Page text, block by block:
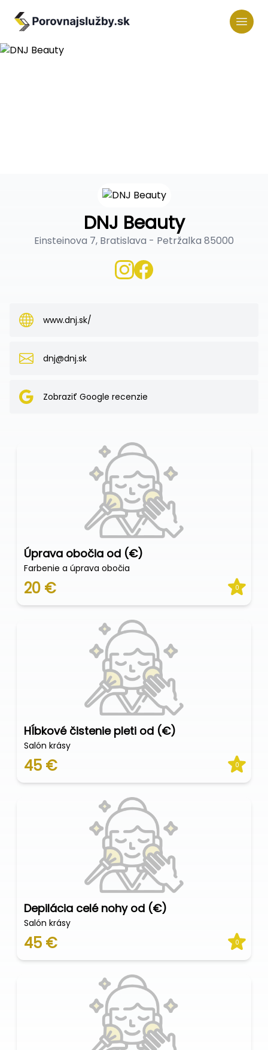
DNJ Beauty
Einsteinova 7, Bratislava - Petržalka 85000
www.dnj.sk/
dnj@dnj.sk
Zobraziť Google recenzie
Úprava obočia od (€)
Farbenie a úprava obočia
20 € 0
Hĺbkové čistenie pleti od (€)
Salón krásy
45 € 0
Depilácia celé nohy od (€)
Salón krásy
45 € 0